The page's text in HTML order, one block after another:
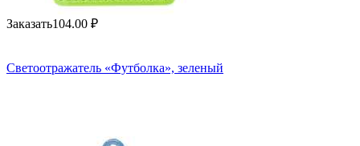
Заказать104.00 ₽
Светоотражатель «Футболка», зеленый